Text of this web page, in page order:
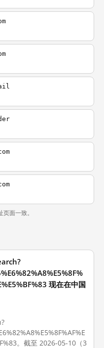
面一致。
现在在中国
。截至 2026-05-10（3